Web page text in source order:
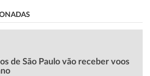
de São Paulo vão receber voos